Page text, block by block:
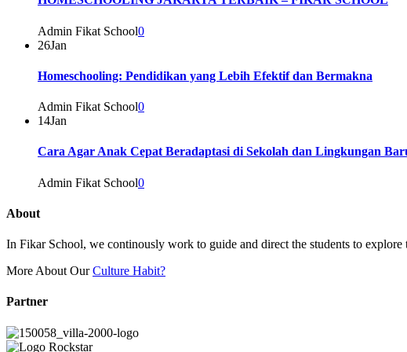
Admin Fikat School0
26Jan
Homeschooling: Pendidikan yang Lebih Efektif dan Bermakna
Admin Fikat School0
14Jan
Cara Agar Anak Cepat Beradaptasi di Sekolah dan Lingkungan
Admin Fikat School0
About
In Fikar School, we continously work to guide and direct the students to
More About OurCulture Habit?
Partner